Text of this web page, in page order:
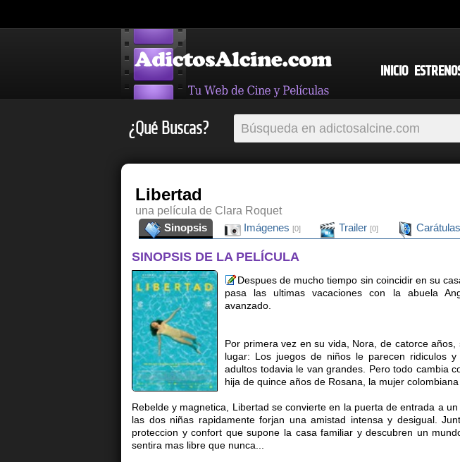
INICIO
¿Qué Buscas?
Libertad
una película de Clara Roquet
Sinopsis
Imágenes [0] Trailer [0] Carátulas
SINOPSIS DE LA PELÍCULA
Despues de mucho tiempo sin coincidir en su
pasa las ultimas vacaciones con la abuela
avanzado.
Por primera vez en su vida, Nora, de catorce
lugar: Los juegos de niños le parecen ridiculos
adultos todavia le van grandes. Pero todo cambia
hija de quince años de Rosana, la mujer colombiana
Rebelde y magnetica, Libertad se convierte en la puerta de entrada a
las dos niñas rapidamente forjan una amistad intensa y desigual.
proteccion y confort que supone la casa familiar y descubren un
sentira mas libre que nunca...